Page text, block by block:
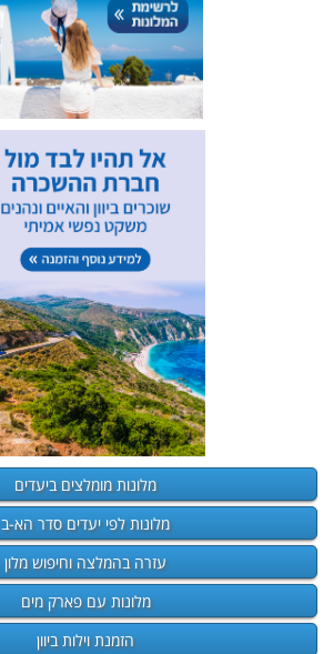
מלונות מומלצים ביעדים
מלונות לפי יעדים סדר הא-ב
עזרה בהמלצה וחיפוש מלון
מלונות עם פארק מים
הזמנת וילות ביוון